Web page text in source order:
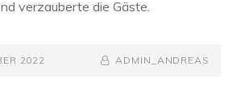
verzauberte die Gäste.
2022
BY
BYLINE
ADMIN_ANDREAS